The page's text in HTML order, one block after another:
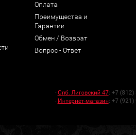
Оплата
Преимущества и
Гарантии
Обмен / Возврат
Вопрос - Ответ
- Спб. Лиговский 47: +7 (812)
- Интернет-магазин: +7 (921)